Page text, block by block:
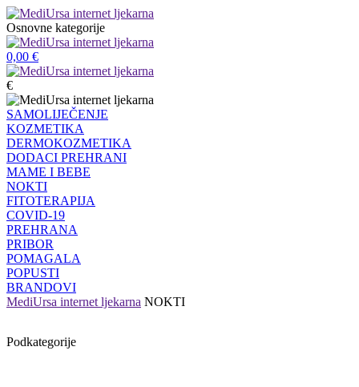
Osnovne kategorije
0,00 €
€
SAMOLIJEČENJE
KOZMETIKA
DERMOKOZMETIKA
DODACI PREHRANI
MAME I BEBE
NOKTI
FITOTERAPIJA
COVID-19
PREHRANA
PRIBOR
POMAGALA
POPUSTI
BRANDOVI
MediUrsa internet ljekarna NOKTI
Podkategorije